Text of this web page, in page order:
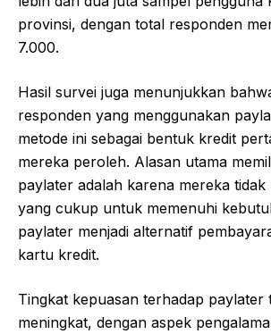
provinsi, dengan total responden
7.000.
Hasil survei juga menunjukkan
responden yang menggunakan
metode ini sebagai bentuk kredit
mereka peroleh. Alasan utama
paylater adalah karena mereka tidak
yang cukup untuk memenuhi
paylater menjadi alternatif
kartu kredit.
Tingkat kepuasan terhadap paylater
meningkat, dengan aspek